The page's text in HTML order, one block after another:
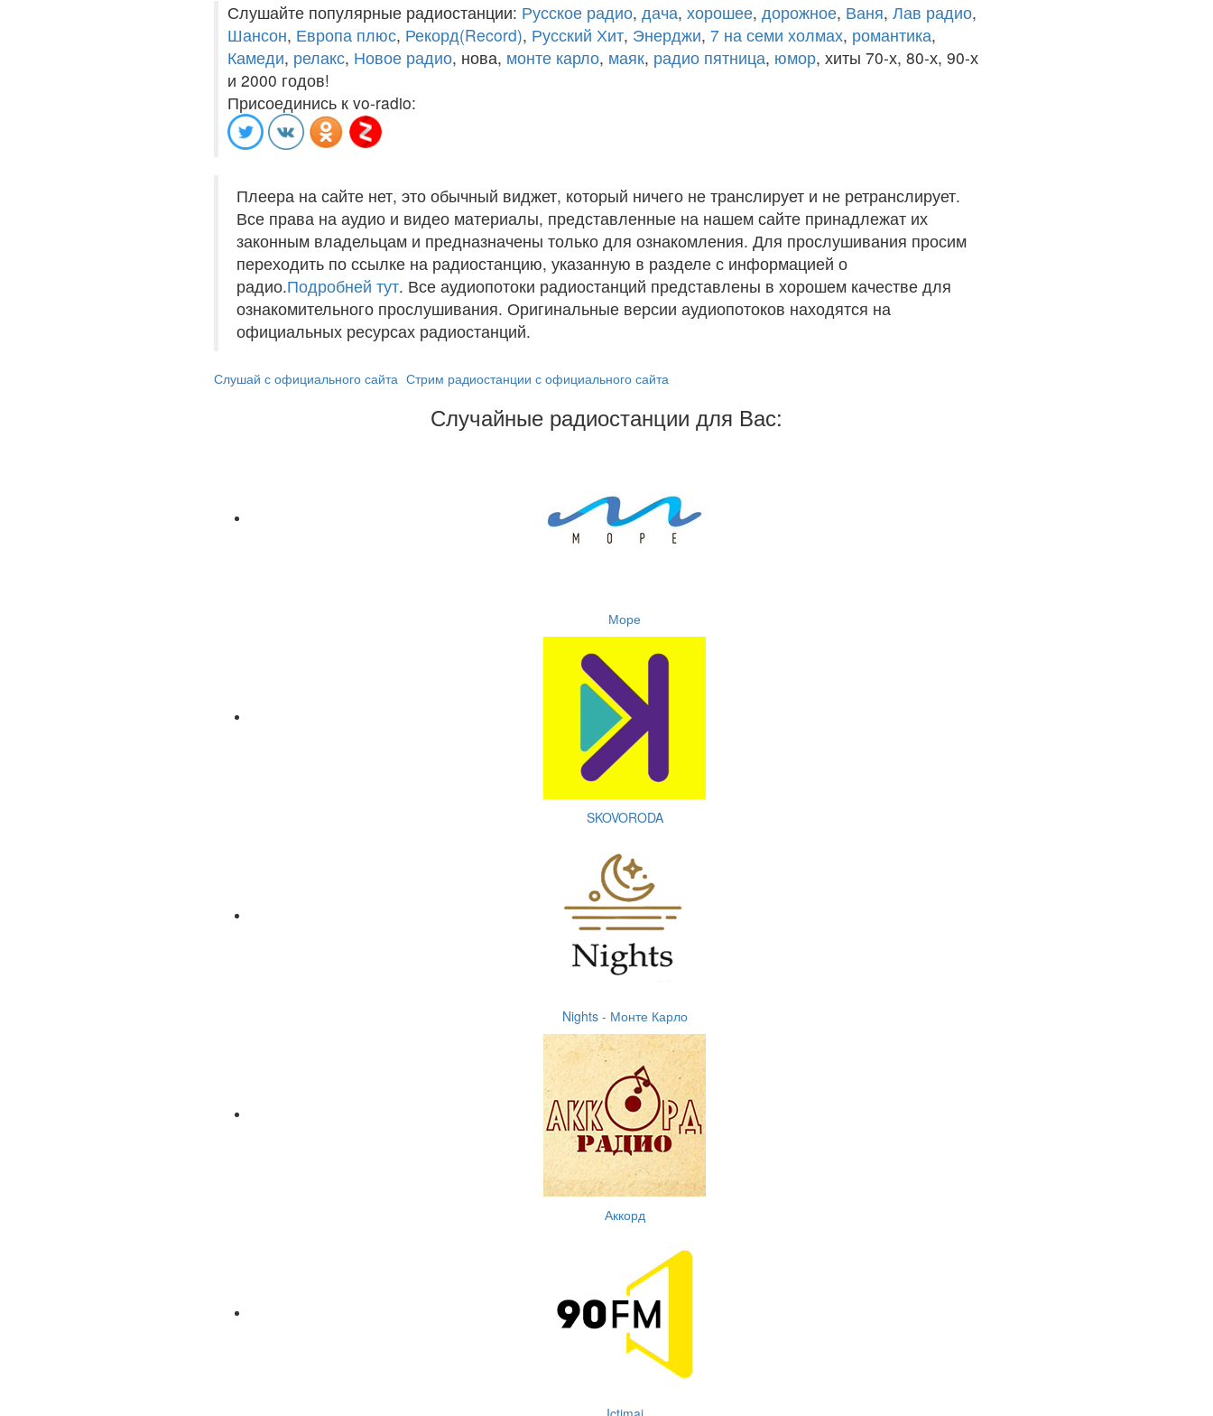
Слушайте популярные радиостанции: Русское радио, дача, хорошее, дорожное, Ваня, Лав радио,
Шансон, Европа плюс, Рекорд(Record), Русский Хит, Энерджи, 7 на семи холмах, романтика,
Камеди, релакс, Новое радио, нова, монте карло, маяк, радио пятница, юмор, хиты 70-х, 80-х, 90-х
и 2000 годов!
Присоединись к vo-radio:
Плеера на сайте нет, это обычный виджет, который ничего не транслирует и не ретранслирует.
Все права на аудио и видео материалы, представленные на нашем сайте принадлежат их
законным владельцам и предназначены только для ознакомления. Для прослушивания просим
переходить по ссылке на радиостанцию, указанную в разделе с информацией о
радио.Подробней тут. Все аудиопотоки радиостанций представлены в хорошем качестве для
ознакомительного прослушивания. Оригинальные версии аудиопотоков находятся на
официальных ресурсах радиостанций.
Слушай с официального сайта Стрим радиостанции с официального сайта
Случайные радиостанции для Вас:
Море
SKOVORODA
Nights - Монте Карло
Аккорд